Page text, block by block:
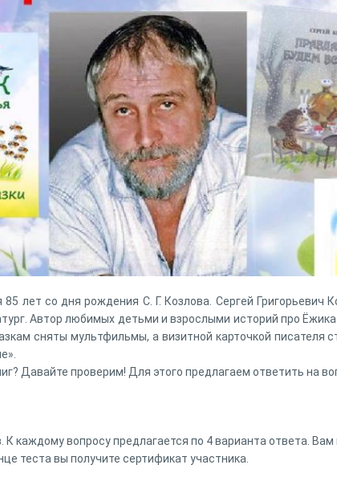
85 лет со дня рождения С. Г. Козлова. Сергей Григорьевич
Автор любимых детьми и взрослыми историй про
сняты мультфильмы, а визитной карточкой писателя
Давайте проверим! Для этого предлагаем ответить на
К каждому вопросу предлагается по 4 варианта ответа.
теста вы получите сертификат участника.